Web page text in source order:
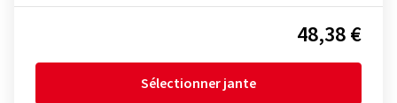
48,38 €
Sélectionner jante